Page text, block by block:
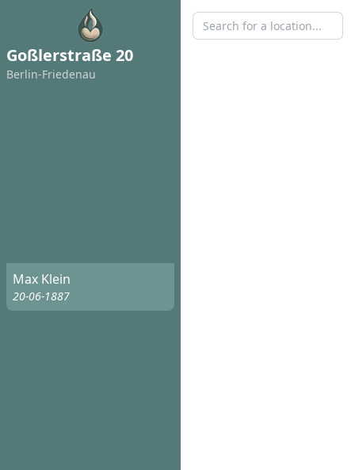
Goßlerstraße 20
Berlin-Friedenau
Max Klein
20-06-1887